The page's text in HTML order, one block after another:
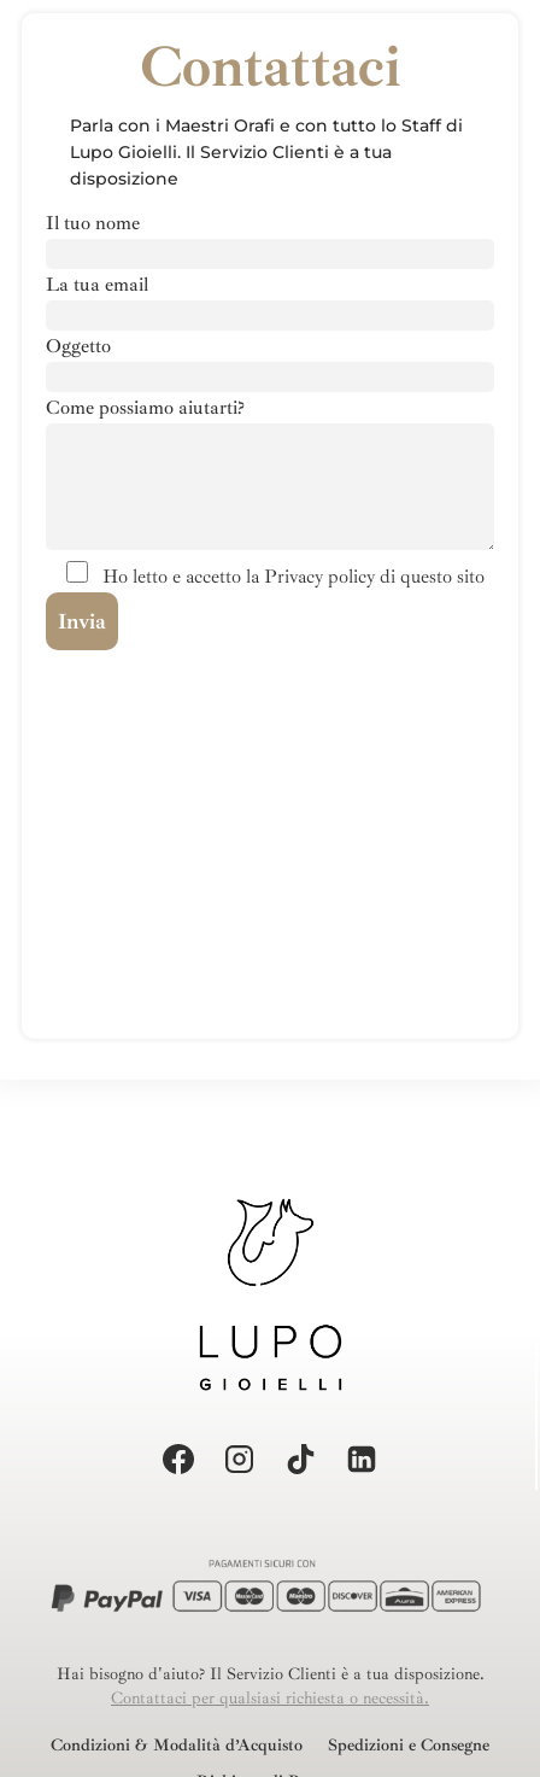
Contattaci
Parla con i Maestri Orafi e con tutto lo Staff di
Lupo Gioielli. Il Servizio Clienti è a tua
disposizione
Il tuo nome
La tua email
Oggetto
Come possiamo aiutarti?
Ho letto e accetto la Privacy policy di questo sito
Hai bisogno d'aiuto? Il Servizio Clienti è a tua disposizione.
Contattaci per qualsiasi richiesta o necessità.
Condizioni & Modalità d’Acquisto
Spedizioni e Consegne